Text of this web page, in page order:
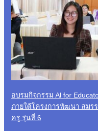
อบรมกิจกรรม Al for
ภายใต้โครงการพัฒนา สมร
ครู รุ่นที่ 6